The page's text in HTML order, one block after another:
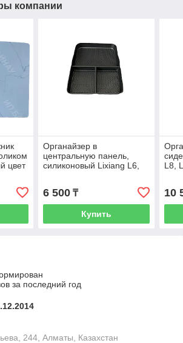
компании
цвет
Органайзер в
центральную панель,
силиконовый Lixiang L6,
6 500₸
Купить
L8,
10
за последний год
244, Алматы, Казахстан